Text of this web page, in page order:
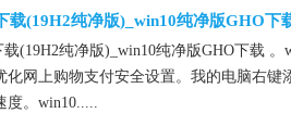
载(19H2纯净版)_win10纯净版GHO下
(19H2纯净版)_win10纯净版GHO下载
化网上购物支付安全设置。我的电脑右
度。win10.....